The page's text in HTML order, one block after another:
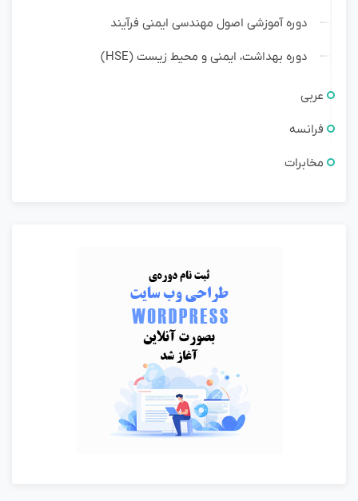
دوره آموزشی اصول مهندسی ایمنی فرآیند
دوره بهداشت، ایمنی و محیط زیست (HSE)
عربی
فرانسه
مخابرات